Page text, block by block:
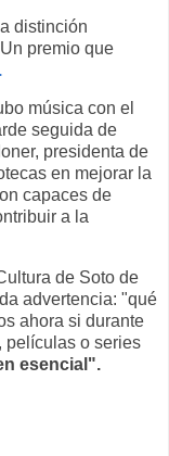
distinción
premio que
música con el
seguida de
presidenta de
en mejorar la
capaces de
a la
de Soto de
advertencia: "qué
ahora si durante
películas o series
esencial".